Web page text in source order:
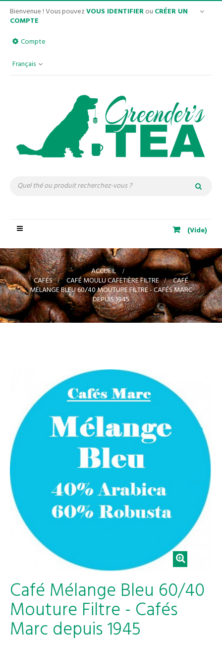
Bienvenue ! Vous pouvezVOUS IDENTIFIERou CRÉER UN
COMPTE
Compte
Français
(Vide)
Basculer
navigation
ACCUEIL >
CAFÉS > CAFÉ MOULU CAFETIÈRE FILTRE > CAFÉ
MÉLANGE BLEU 60/40 MOUTURE FILTRE - CAFÉS MARC
DEPUIS 1945
Café Mélange Bleu 60/40
Mouture Filtre - Cafés
Marc depuis 1945